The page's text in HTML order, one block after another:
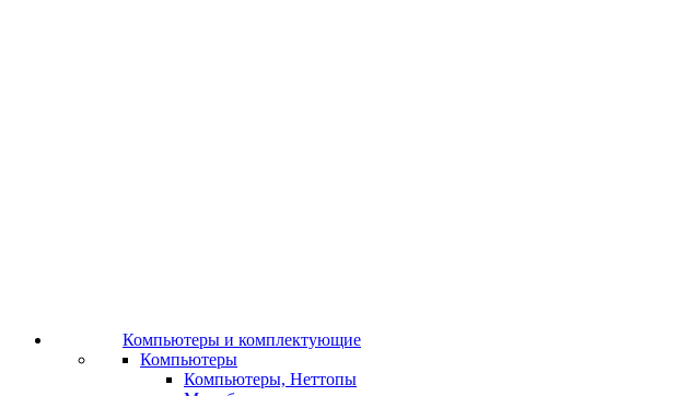
Компьютеры и комплектующие
Компьютеры
Компьютеры, Неттопы